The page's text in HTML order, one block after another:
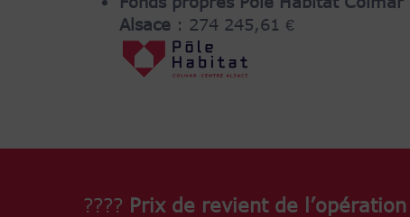
Alsace : 274 245,61 €
???? Prix de revient de l’opération